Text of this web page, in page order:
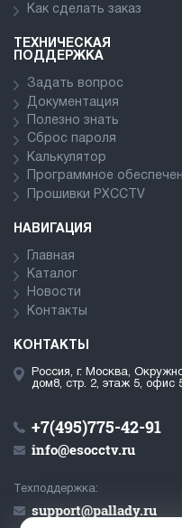
Как сделать заказ
ТЕХНИЧЕСКАЯ
ПОДДЕРЖКА
Задать вопрос
Документация
Полезно знать
Сброс пароля
Калькулятор
Программное
Прошивки PXCCTV
НАВИГАЦИЯ
Главная
Каталог
Новости
Контакты
КОНТАКТЫ
Россия, г. Москва,
дом8, стр. 2, этаж 5, офис
+7(495)775-42-91
info@esocctv.ru
Техподдержка:
support@pallady.ru